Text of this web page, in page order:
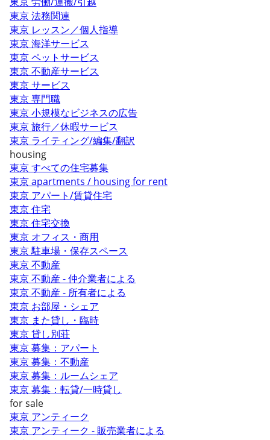
東京 法務関連
東京 レッスン／個人指導
東京 海洋サービス
東京 ペットサービス
東京 不動産サービス
東京 サービス
東京 専門職
東京 小規模なビジネスの広告
東京 旅行／休暇サービス
東京 ライティング/編集/翻訳
housing
東京 すべての住宅募集
東京 apartments / housing for rent
東京 アパート/賃貸住宅
東京 住宅
東京 住宅交換
東京 オフィス・商用
東京 駐車場・保存スペース
東京 不動産
東京 不動産 - 仲介業者による
東京 不動産 - 所有者による
東京 お部屋・シェア
東京 また貸し・臨時
東京 貸し別荘
東京 募集：アパート
東京 募集：不動産
東京 募集：ルームシェア
東京 募集：転貸/一時貸し
for sale
東京 アンティーク
東京 アンティーク - 販売業者による